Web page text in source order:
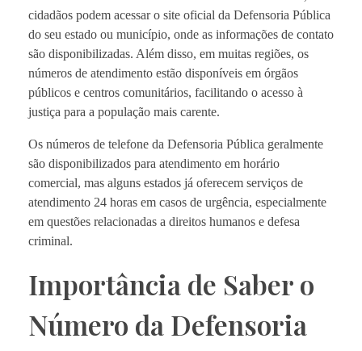
cidadãos podem acessar o site oficial da Defensoria Pública
do seu estado ou município, onde as informações de contato
são disponibilizadas. Além disso, em muitas regiões, os
números de atendimento estão disponíveis em órgãos
públicos e centros comunitários, facilitando o acesso à
justiça para a população mais carente.
Os números de telefone da Defensoria Pública geralmente
são disponibilizados para atendimento em horário
comercial, mas alguns estados já oferecem serviços de
atendimento 24 horas em casos de urgência, especialmente
em questões relacionadas a direitos humanos e defesa
criminal.
Importância de Saber o
Número da Defensoria